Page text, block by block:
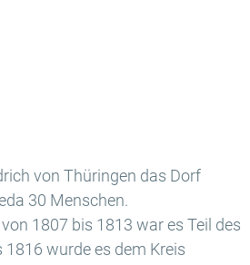
von Thüringen das Dorf
30 Menschen.
1807 bis 1813 war es Teil des
wurde es dem Kreis